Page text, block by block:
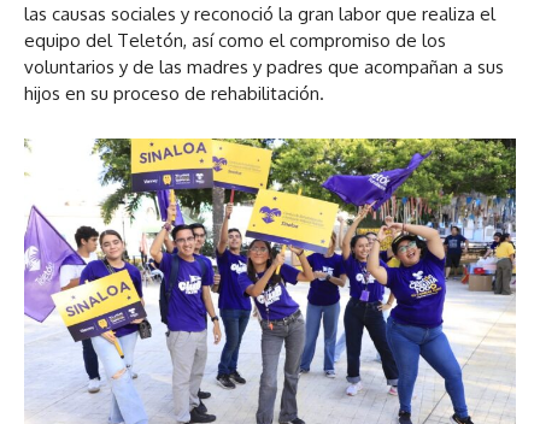
las causas sociales y reconoció la gran labor que realiza el
equipo del Teletón, así como el compromiso de los
voluntarios y de las madres y padres que acompañan a sus
hijos en su proceso de rehabilitación.